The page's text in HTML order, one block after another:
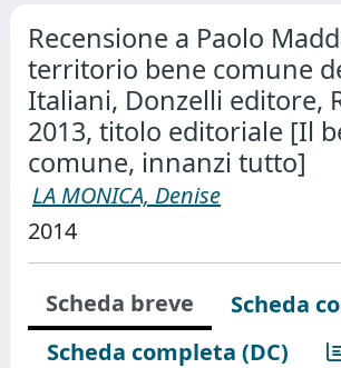
Recensione a Paolo
territorio bene comune
Italiani, Donzelli editore,
2013, titolo editoriale [Il
comune, innanzi tutto]
LA MONICA, Denise
2014
Scheda breve
Scheda
Scheda completa (DC)